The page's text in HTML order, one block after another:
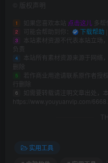
版权声明
1 如果您喜欢本站 点击这儿 多
2 可能会帮助到你： 下载帮助
3
本站素材资源不代表本站立场
负责
4
本站所有素材资源来源于网络
删除
5 若作商业用途请联系原作者授
行删除
6
如需要转载请注明文章出处，本
https://www.youyuanvip.com/
实用工具